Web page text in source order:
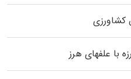
کشاورزی
با علفهای هرز